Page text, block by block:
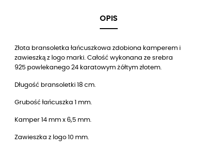
OPIS
Złota bransoletka łańcuszkowa zdobiona kamperem i
zawieszką z logo marki. Całość wykonana ze srebra
925 powlekanego 24 karatowym żółtym złotem.
Długość bransoletki 18 cm.
Grubość łańcuszka 1 mm.
Kamper 14 mm x 6,5 mm.
Zawieszka z logo 10 mm.